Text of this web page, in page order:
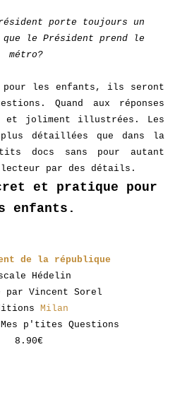
porte toujours un
que le Président prend le
métro?
pour les enfants, ils seront
Quand aux réponses
et joliment illustrées. Les
détaillées que dans la
docs sans pour autant
par des détails.
et pratique pour
enfants.
de la république
Hédelin
Vincent Sorel
Milan
p'tites Questions
8.90€